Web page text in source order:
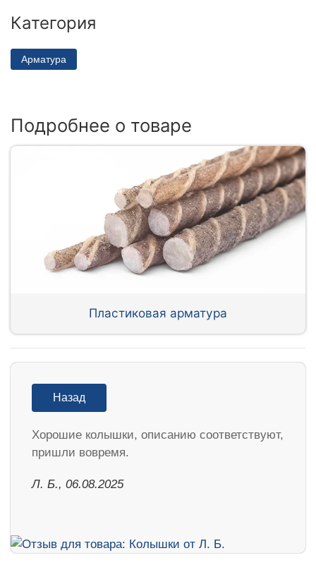
Категория
Арматура
Подробнее о товаре
Пластиковая арматура
Назад
Хорошие колышки, описанию соответствуют,
пришли вовремя.
Л. Б., 06.08.2025